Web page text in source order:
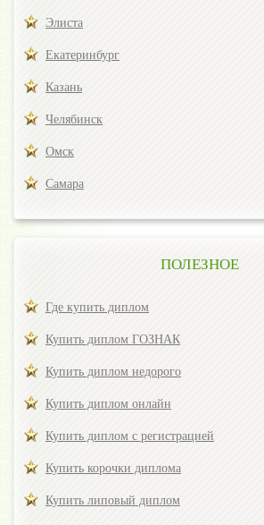
Элиста
Екатеринбург
Казань
Челябинск
Омск
Самара
ПОЛЕЗНОЕ
Где купить диплом
Купить диплом ГОЗНАК
Купить диплом недорого
Купить диплом онлайн
Купить диплом с регистрацией
Купить корочки диплома
Купить липовый диплом